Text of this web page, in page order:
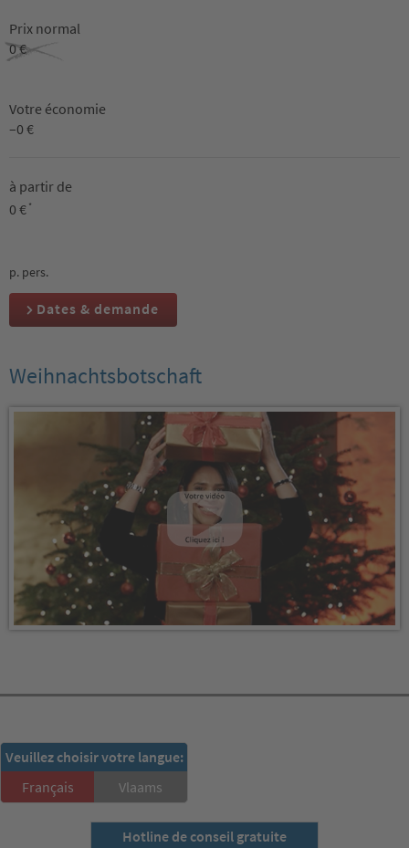
Prix normal
0 €
Votre économie
–0 €
à partir de
0 € *
p. pers.
Dates & demande
Weihnachtsbotschaft
Veuillez choisir votre langue:
Français
Vlaams
Hotline de conseil gratuite